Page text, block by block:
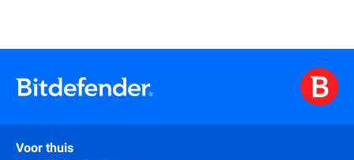
Voor thuis